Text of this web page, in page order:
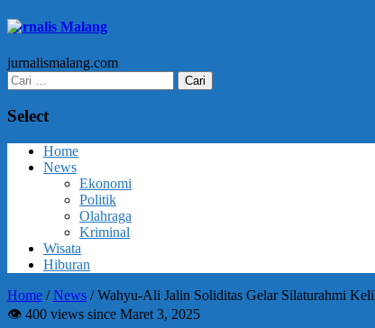
Jurnalis Malang
jurnalismalang.com
Cari
untuk:
Select
Home
News
Ekonomi
Politik
Olahraga
Kriminal
Wisata
Hiburan
Home /News /Wahyu-Ali Jalin Soliditas Gelar Silaturahmi
👁 400 views since Maret 3, 2025